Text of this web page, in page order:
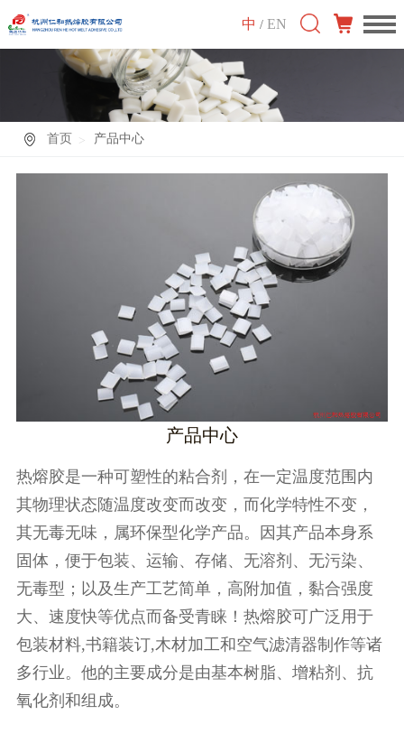
中 / EN
首页 产品中心
产品中心
热熔胶是一种可塑性的粘合剂，在一定温度范围内
其物理状态随温度改变而改变，而化学特性不变，
其无毒无味，属环保型化学产品。因其产品本身系
固体，便于包装、运输、存储、无溶剂、无污染、
无毒型；以及生产工艺简单，高附加值，黏合强度
大、速度快等优点而备受青睐！热熔胶可广泛用于
包装材料,书籍装订,木材加工和空气滤清器制作等诸
多行业。他的主要成分是由基本树脂、增粘剂、抗
氧化剂和组成。